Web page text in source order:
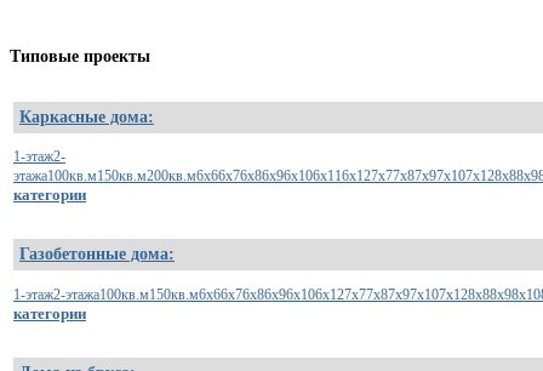
Типовые проекты
Каркасные дома:
1-этаж2-
этажа100кв.м150кв.м200кв.м6х66х76х86х96х106х116х127х77х87х97х107х128х88х9
категории
Газобетонные дома:
1-этаж2-этажа100кв.м150кв.м6x66x76x86x96x106x127x77x87x97x107x128x88x98x10
категории